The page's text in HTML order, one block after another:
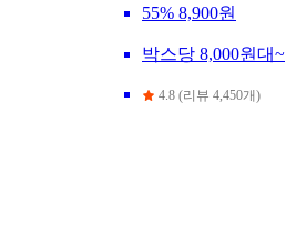
55% 8,900원
박스당 8,000원대~
4.8 (리뷰 4,450개)